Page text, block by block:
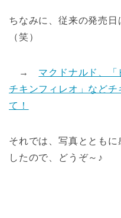
ちなみに、従来の発売
（笑）
→ マクドナルド、
チキンフィレオ」など
て！
それでは、写真とともに
したので、どうぞ～♪